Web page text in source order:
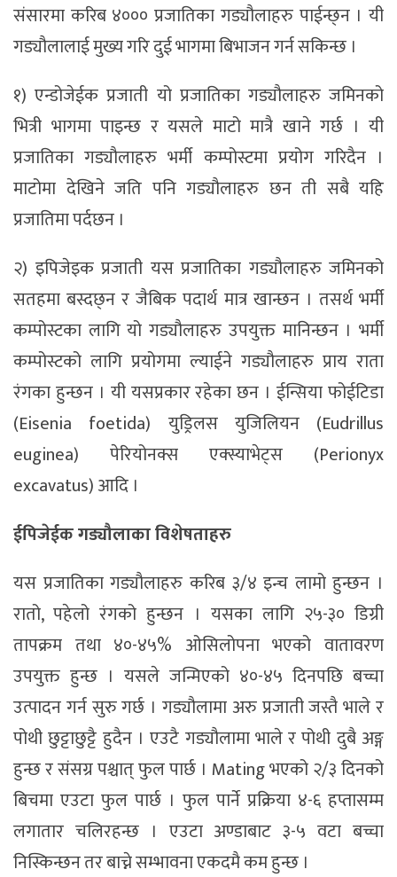
संसारमा करिब ४००० प्रजातिका गड्यौलाहरु पाईन्छ्न । यी
गड्यौलालाई मुख्य गरि दुई भागमा बिभाजन गर्न सकिन्छ ।
१) एन्डोजेईक प्रजाती यो प्रजातिका गड्यौलाहरु जमिनको
भित्री भागमा पाइन्छ र यसले माटो मात्रै खाने गर्छ । यी
प्रजातिका गड्यौलाहरु भर्मी कम्पोस्टमा प्रयोग गरिदैन ।
माटोमा देखिने जति पनि गड्यौलाहरु छन ती सबै यहि
प्रजातिमा पर्दछन ।
२) इपिजेइक प्रजाती यस प्रजातिका गड्यौलाहरु जमिनको
सतहमा बस्दछ्न र जैबिक पदार्थ मात्र खान्छन । तसर्थ भर्मी
कम्पोस्टका लागि यो गड्यौलाहरु उपयुक्त मानिन्छन । भर्मी
कम्पोस्टको लागि प्रयोगमा ल्याईने गड्यौलाहरु प्राय राता
रंगका हुन्छन । यी यसप्रकार रहेका छन । ईन्सिया फोईटिडा
(Eisenia foetida) युड्रिलस युजिलियन (Eudrillus
euginea) पेरियोनक्स एक्स्याभेट्स (Perionyx
excavatus) आदि ।
ईपिजेईक गड्यौलाका विशेषताहरु
यस प्रजातिका गड्यौलाहरु करिब ३/४ इन्च लामो हुन्छन ।
रातो, पहेलो रंगको हुन्छन । यसका लागि २५-३० डिग्री
तापक्रम तथा ४०-४५% ओसिलोपना भएको वातावरण
उपयुक्त हुन्छ । यसले जन्मिएको ४०-४५ दिनपछि बच्चा
उत्पादन गर्न सुरु गर्छ । गड्यौलामा अरु प्रजाती जस्तै भाले र
पोथी छुट्टाछुट्टै हुदैन । एउटै गड्यौलामा भाले र पोथी दुबै अङ्ग
हुन्छ र संसग्र पश्चात् फुल पार्छ । Mating भएको २/३ दिनको
बिचमा एउटा फुल पार्छ । फुल पार्ने प्रक्रिया ४-६ हप्तासम्म
लगातार चलिरहन्छ । एउटा अण्डाबाट ३-५ वटा बच्चा
निस्किन्छन तर बाच्ने सम्भावना एकदमै कम हुन्छ ।